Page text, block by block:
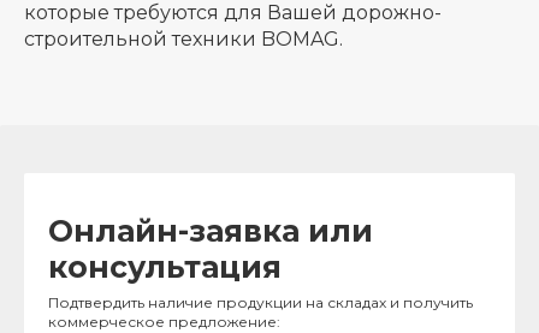
которые требуются для Вашей дорожно-
строительной техники BOMAG.
Онлайн-заявка или
консультация
Подтвердить наличие продукции на складах и получить
коммерческое предложение: